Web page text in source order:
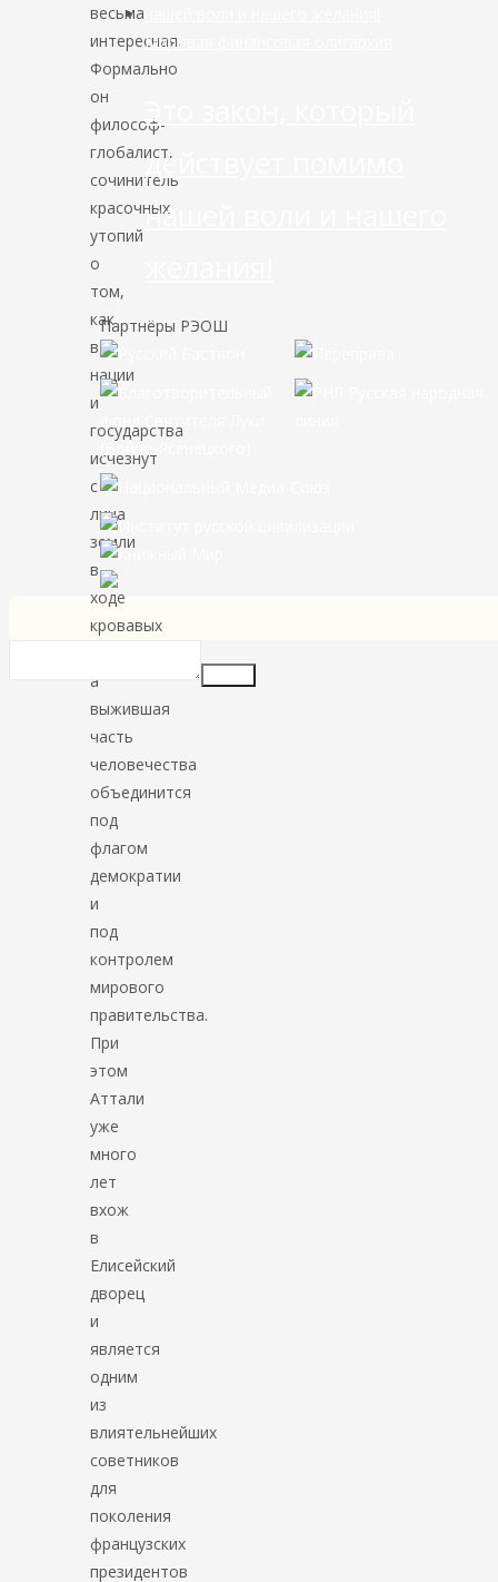
весьма
интересная.
Формально
он
философ-
глобалист,
сочинитель
красочных
утопий
о
том,
как
все
нации
и
государства
исчезнут
с
лица
земли
в
ходе
кровавых
а
выжившая
часть
человечества
объединится
под
флагом
демократии
и
под
контролем
мирового
правительства.
При
этом
Аттали
уже
много
лет
вхож
в
Елисейский
дворец
и
является
одним
из
влиятельнейших
советников
для
поколения
французских
президентов
Мировая финансовая олигархия
Это закон, который
действует помимо
нашей воли и нашего
Партнёры РЭОШ